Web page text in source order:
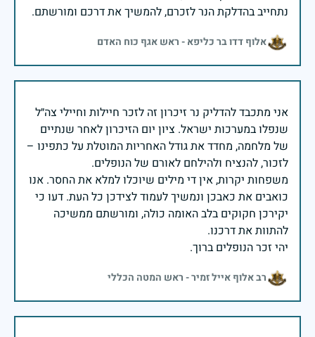
נתחייב בהדלקת הנר לזכרם, להמשיך את דרכם ומורשתם.
אלוף דדו בר כליפא - ראש אגף כוח האדם
אני מתכבד להדליק נר זיכרון זה לזכר חיילות וחיילי צה״ל
שנפלו במערכות ישראל. ציון יום הזיכרון לאחר שנתיים
של מלחמה, מחדד את גודל האחריות המוטלת על כתפינו –
משפחות יקרות, אין די מילים שיוכלו למלא את החסר. אנו
כואבים את כאבכן ונמשיך לעמוד לצידכן כל העת. דעו כי
יקירכן חקוקים בלב האומה כולה, ומורשתם ממשיכה
יהי זכר הנופלים ברוך.
רב אלוף אייל זמיר - ראש המטה הכללי